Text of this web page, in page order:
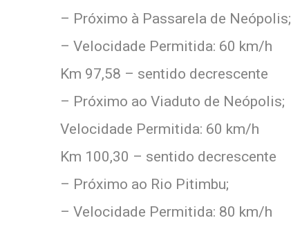
– Próximo à Passarela de Neópolis;
– Velocidade Permitida: 60 km/h
Km 97,58 – sentido decrescente
– Próximo ao Viaduto de Neópolis;
Velocidade Permitida: 60 km/h
Km 100,30 – sentido decrescente
– Próximo ao Rio Pitimbu;
– Velocidade Permitida: 80 km/h